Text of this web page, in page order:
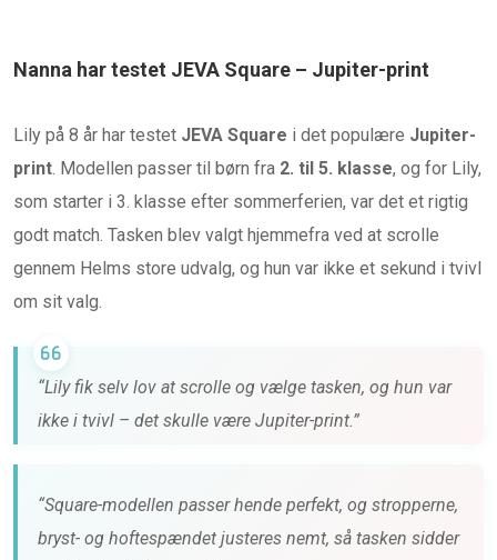
Nanna har testet JEVA Square – Jupiter-print
Lily på 8 år har testet JEVA Square i det populære Jupiter-
print. Modellen passer til børn fra 2. til 5. klasse, og for Lily,
som starter i 3. klasse efter sommerferien, var det et rigtig
godt match. Tasken blev valgt hjemmefra ved at scrolle
gennem Helms store udvalg, og hun var ikke et sekund i tvivl
om sit valg.
“Lily fik selv lov at scrolle og vælge tasken, og hun var
ikke i tvivl – det skulle være Jupiter-print.”
“Square-modellen passer hende perfekt, og stropperne,
bryst- og hoftespændet justeres nemt, så tasken sidder